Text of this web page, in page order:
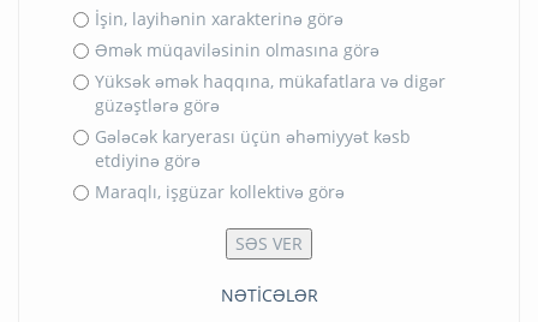
İşin, layihənin xarakterinə görə
Əmək müqaviləsinin olmasına görə
Yüksək əmək haqqına, mükafatlara və digər
güzəştlərə görə
Gələcək karyerası üçün əhəmiyyət kəsb
etdiyinə görə
Maraqlı, işgüzar kollektivə görə
NƏTİCƏLƏR